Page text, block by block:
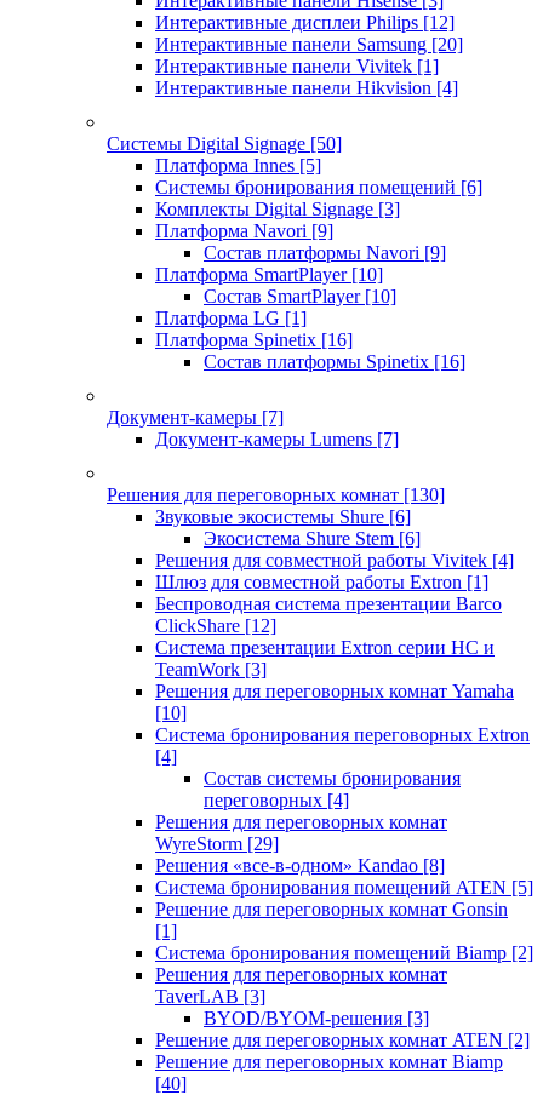
Интерактивные дисплеи Philips [12]
Интерактивные панели Samsung [20]
Интерактивные панели Vivitek [1]
Интерактивные панели Hikvision [4]
Системы Digital Signage [50]
Платформа Innes [5]
Системы бронирования помещений [6]
Комплекты Digital Signage [3]
Платформа Navori [9]
Состав платформы Navori [9]
Платформа SmartPlayer [10]
Состав SmartPlayer [10]
Платформа LG [1]
Платформа Spinetix [16]
Состав платформы Spinetix [16]
Документ-камеры [7]
Документ-камеры Lumens [7]
Решения для переговорных комнат [130]
Звуковые экосистемы Shure [6]
Экосистема Shure Stem [6]
Решения для совместной работы Vivitek [4]
Шлюз для совместной работы Extron [1]
Беспроводная система презентации Barco
ClickShare [12]
Система презентации Extron серии HC и
TeamWork [3]
Решения для переговорных комнат Yamaha
[10]
Система бронирования переговорных Extron
[4]
Состав системы бронирования
переговорных [4]
Решения для переговорных комнат
WyreStorm [29]
Решения «все-в-одном» Kandao [8]
Система бронирования помещений ATEN [5]
Решение для переговорных комнат Gonsin
[1]
Система бронирования помещений Biamp [2]
Решения для переговорных комнат
TaverLAB [3]
BYOD/BYOM-решения [3]
Решение для переговорных комнат ATEN [2]
Решение для переговорных комнат Biamp
[40]